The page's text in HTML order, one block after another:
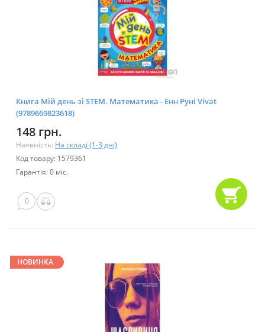
Книга Мій день зі STEM. Математика - Енн Руні Vivat
(9789669823618)
148 грн.
Наявність: На складі (1-3 дні)
Код товару: 1579361
Гарантія: 0 міс.
0
НОВИНКА